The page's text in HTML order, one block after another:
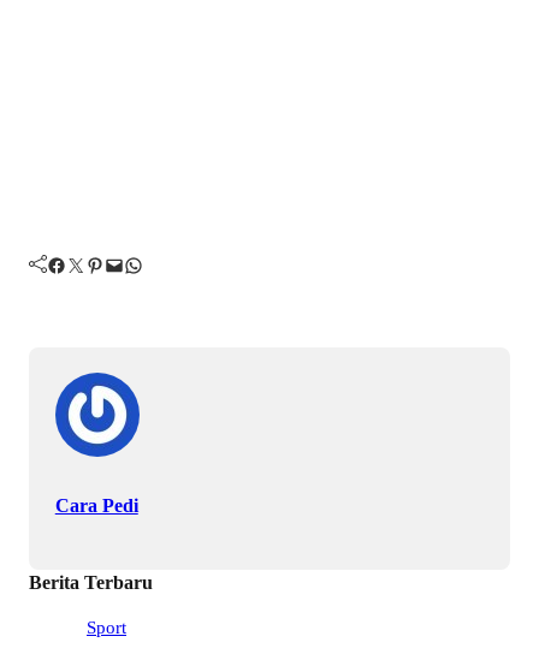
Facebook Twitter Pinterest Mail WhatsApp
Cara Pedi
Berita Terbaru
Sport